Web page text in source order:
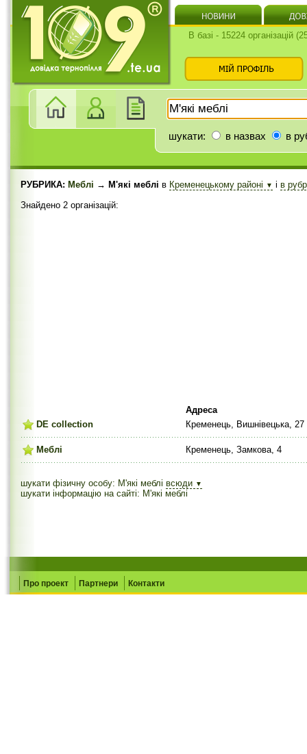
В базі - 15224 організацій
шукати: в назвах в
РУБРИКА: Меблі → М'які меблі в Кременецькому районі ▼ і в
Знайдено 2 організацій:
Адреса
DE collection
Кременець, Вишнівецька,
Меблі Кременець, Замкова, 4
шукати фізичну особу: М'які меблі всюди ▼
шукати інформацію на сайті: М'які меблі
Про проект Партнери Контакти